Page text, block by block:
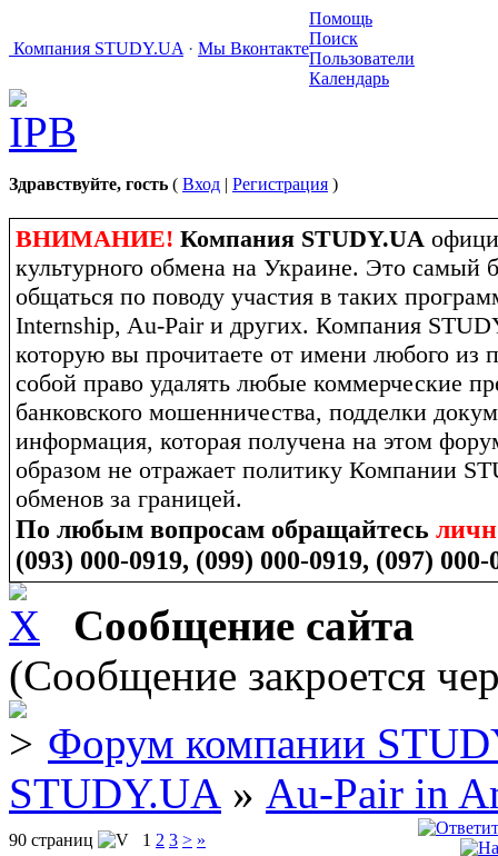
Компания STUDY.UA · Мы Вконтакте
Помощь
Поиск
Пользователи
Календарь
Здравствуйте, гость ( Вход | Регистрация )
ВНИМАНИЕ! Компания STUDY.UA
культурного обмена на Украине. Это
общаться по поводу участия в таких
Internship, Au-Pair и других. Компания
которую вы прочитаете от имени любого из
собой право удалять любые коммерческие
банковского мошенничества, подделки
информация, которая получена на этом
образом не отражает политику Компании
обменов за границей.
По любым вопросам обращайтесь
(093) 000-0919, (099) 000-0919, (097) 000-
Сообщение сайта
(Сообщение закроется
Форум компании
STUDY.UA » Au-Pair in
90 страниц 1 2 3 > »